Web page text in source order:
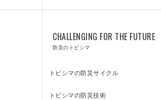
CHALLENGING FOR THE FUTURE
防災のトビシマ
トビシマの防災サイクル
トビシマの防災技術